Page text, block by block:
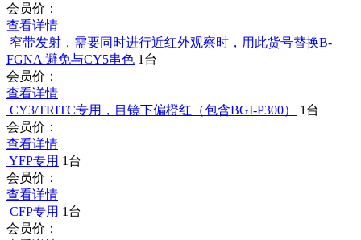
会员价：
查看详情
窄带发射，需要同时进行近红外观察时，用此货号替换B-
FGNA 避免与CY5串色 1台
会员价：
查看详情
CY3/TRITC专用，目镜下偏橙红（包含BGI-P300）
1台
会员价：
查看详情
YFP专用 1台
会员价：
查看详情
CFP专用 1台
会员价：